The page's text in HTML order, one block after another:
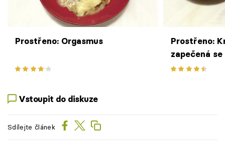
Prostřeno: Orgasmus
Prostřeno:
zapečená
smetanou
Vstoupit do diskuze
Sdílejte článek